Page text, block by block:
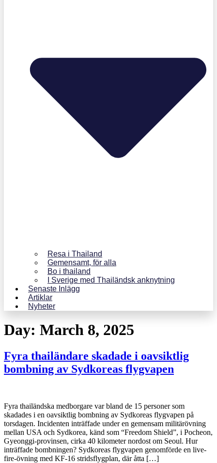
Resa i Thailand
Gemensamt, för alla
Bo i thailand
I Sverige med Thailändsk anknytning
Senaste Inlägg
Artiklar
Nyheter
Day: March 8, 2025
Fyra thailändare skadade i oavsiktlig
bombning av Sydkoreas flygvapen
Fyra thailändska medborgare var bland de 15 personer som
skadades i en oavsiktlig bombning av Sydkoreas flygvapen på
torsdagen. Incidenten inträffade under en gemensam militärövning
mellan USA och Sydkorea, känd som “Freedom Shield”, i Pocheon,
Gyeonggi-provinsen, cirka 40 kilometer nordost om Seoul. Hur
inträffade bombningen? Sydkoreas flygvapen genomförde en live-
fire-övning med KF-16 stridsflygplan, där åtta […]